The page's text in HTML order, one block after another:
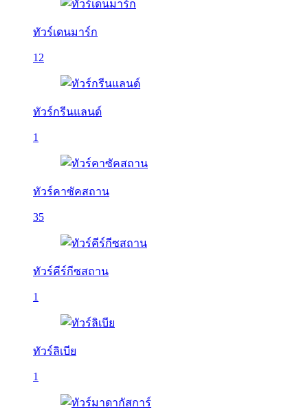
ทัวร์เดนมาร์ก
12
ทัวร์กรีนแลนด์
1
ทัวร์คาซัคสถาน
35
ทัวร์คีร์กีซสถาน
1
ทัวร์ลิเบีย
1